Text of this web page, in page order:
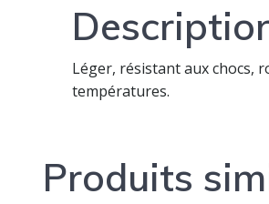
Léger, résistant aux chocs,
températures.
Produits